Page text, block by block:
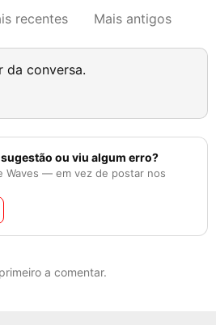
recentes Mais antigos
da conversa.
ou viu algum erro?
Waves — em vez de postar nos
a comentar.